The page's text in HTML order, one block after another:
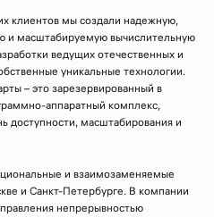
клиентов мы создали надежную,
и масштабируемую вычислительную
ведущих отечественных и
уникальные технологии.
– это зарезервированный в
аппаратный комплекс,
доступности, масштабирования и
и взаимозаменяемые
и Санкт-Петербурге. В компании
непрерывностью